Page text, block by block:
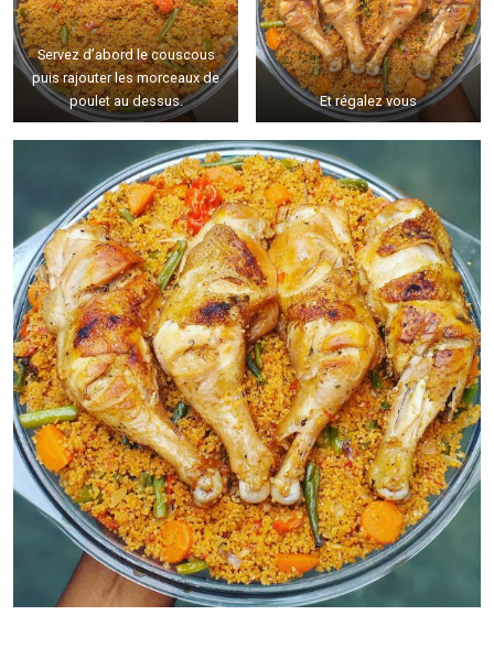
Servez d’abord le couscous
puis rajouter les morceaux de
poulet au dessus.
Et régalez vous